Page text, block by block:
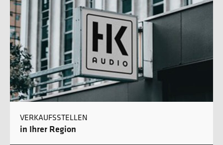
VERKAUFSSTELLEN
in Ihrer Region